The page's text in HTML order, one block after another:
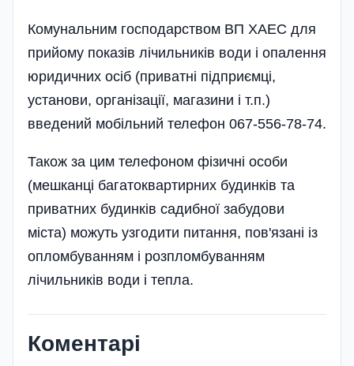
Комунальним господарством ВП ХАЕС для
прийому показів лічильників води і опалення
юридичних осіб (приватні підприємці,
установи, організації, магазини і т.п.)
введений мобільний телефон 067-556-78-74.
Також за цим телефоном фізичні особи
(мешканці багатоквартирних будинків та
приватних будинків садибної забудови
міста) можуть узгодити питання, пов'язані із
опломбуванням і розпломбуванням
лічильників води і тепла.
Коментарі